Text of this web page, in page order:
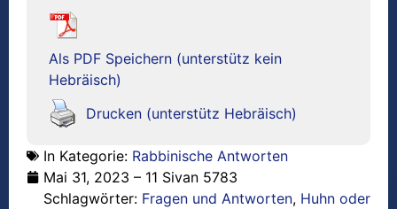
Als PDF Speichern (unterstütz kein
Hebräisch)
Drucken (unterstütz Hebräisch)
In Kategorie: Rabbinische Antworten
Mai 31, 2023 – 11 Sivan 5783
Schlagwörter: Fragen und Antworten, Huhn oder